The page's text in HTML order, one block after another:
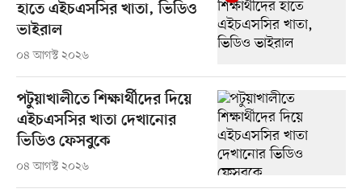
হাতে এইচএসসির খাতা, ভিডিও
ভাইরাল
০৪ আগস্ট ২০২৬
পটুয়াখালীতে শিক্ষার্থীদের দিয়ে
এইচএসসির খাতা দেখানোর
ভিডিও ফেসবুকে
০৪ আগস্ট ২০২৬